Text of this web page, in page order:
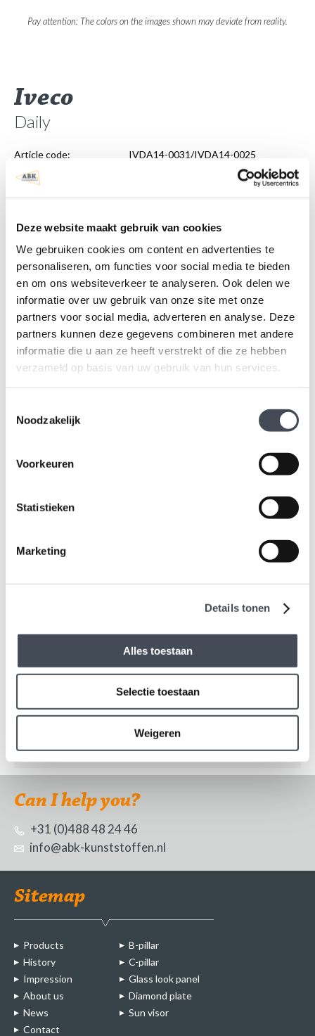
Deze website maakt gebruik van cookies
We gebruiken cookies om content en advertenties te
personaliseren, om functies voor social media te bieden
en om ons websiteverkeer te analyseren. Ook delen we
informatie over uw gebruik van onze site met onze
partners voor social media, adverteren en analyse. Deze
partners kunnen deze gegevens combineren met andere
informatie die u aan ze heeft verstrekt of die ze hebben
verzameld op basis van uw gebruik van hun services.
Noodzakelijk
Voorkeuren
Statistieken
Marketing
Details tonen
Alles toestaan
Selectie toestaan
Weigeren
Pay attention: The colors on the images shown may deviate from reality.
Iveco
Daily
Article code:
IVDA14-0031/IVDA14-0025
Category:
Upholstery:
N.A.
€ 951,00
Add to basket
Offer
with additional part Iveco Daily H2. Note: this product
comes in color dark gray.
producing partition walls for light commercial vehicles;
you can get the best of both worlds. You will get all the
advantages of the B-style partition wall. However the C-
pillar partition wall creates a double cabin, therefore you
Can I help you?
+31 (0)488 48 24 46
info@abk-kunststoffen.nl
Sitemap
Products
History
Impression
About us
News
Contact
B-pillar
C-pillar
Glass look panel
Diamond plate
Sun visor